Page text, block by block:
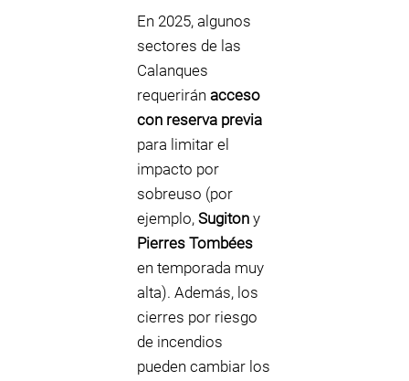
En 2025, algunos
sectores de las
Calanques
requerirán acceso
con reserva previa
para limitar el
impacto por
sobreuso (por
ejemplo, Sugiton y
Pierres Tombées
en temporada muy
alta). Además, los
cierres por riesgo
de incendios
pueden cambiar los